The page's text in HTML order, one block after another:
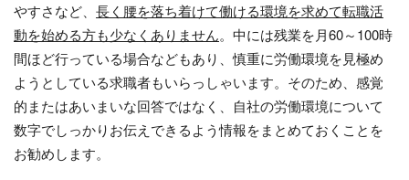
やすさなど、 長く腰を落ち着けて働ける環境を求めて転職活
動を始める方も少なくありません。中には残業を月60～100時
間ほど行っている場合などもあり、慎重に労働環境を見極め
ようとしている求職者もいらっしゃいます。そのため、感覚
的またはあいまいな回答ではなく、自社の労働環境について
数字でしっかりお伝えできるよう情報をまとめておくことを
お勧めします。